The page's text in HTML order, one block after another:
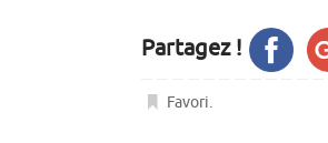
Partagez !
Favori.